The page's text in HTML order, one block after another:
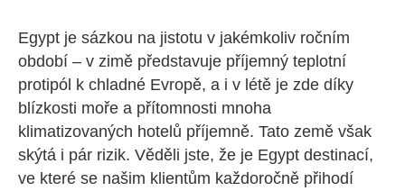
Egypt je sázkou na jistotu v jakémkoliv ročním
období – v zimě představuje příjemný teplotní
protipól k chladné Evropě, a i v létě je zde díky
blízkosti moře a přítomnosti mnoha
klimatizovaných hotelů příjemně. Tato země však
skýtá i pár rizik. Věděli jste, že je Egypt destinací,
ve které se našim klientům každoročně přihodí